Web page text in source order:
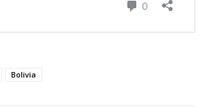
Bolivia